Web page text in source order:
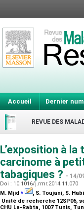
Accueil Dernier
REVUE DES
L’exposition à
carcinome à
tabagiques ? - 14/
Doi : 10.1016/j.rmr.2014.11.070
M. Mjid ⁎
, S. Toujani, S.
Unité de recherche 12SP06,
CHU La-Rabta, 1007 Tunis,